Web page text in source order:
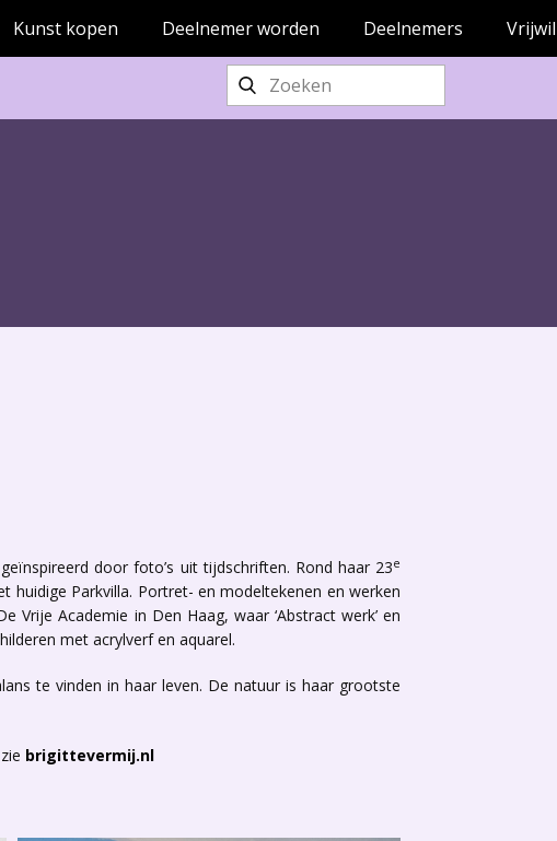
Kunst kopen Deelnemer worden Deelnemers
door foto’s uit tijdschriften. Rond haar 23e
huidige Parkvilla. Portret- en modeltekenen en werken
Academie in Den Haag, waar ‘Abstract werk’ en
met acrylverf en aquarel.
te vinden in haar leven. De natuur is haar grootste
brigittevermij.nl